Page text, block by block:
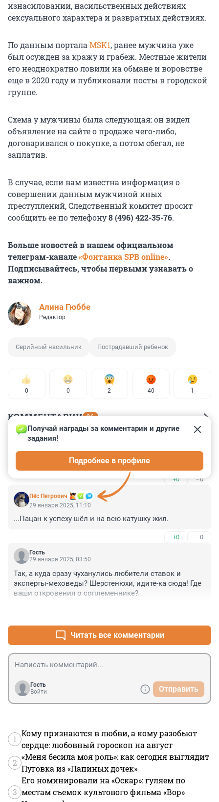
изнасиловании, насильственных действиях
сексуального характера и развратных действиях.
По данным портала MSK1, ранее мужчина уже
был осужден за кражу и грабеж. Местные жители
его неоднократно ловили на обмане и воровстве
еще в 2020 году и публиковали посты в городской
группе.
Схема у мужчины была следующая: он видел
объявление на сайте о продаже чего-либо,
договаривался о покупке, а потом сбегал, не
заплатив.
В случае, если вам известна информация о
совершении данным мужчиной иных
преступлений, Следственный комитет просит
сообщить ее по телефону8 (496) 422-35-76.
Больше новостей в нашем официальном
телеграм-канале«Фонтанка SPB online».
Подписывайтесь, чтобы первыми узнавать о
важном.
Алина Гюббе
Редактор
Серийный насильник Пострадавший ребенок
0 0 2 40 1
КОММЕНТАРИИ 26
Гость
Эпло рецидивиста
+0 –0
Пёс Петрович
Получай награды за комментарии и другие
задания!
Подробнее в профиле
29 января 2025, 11:10
...Пацан к успеху шёл и на всю катушку жил.
+0 –0
Гость
29 января 2025, 03:50
Так, а куда сразу чуханулись любители ставок и
эксперты-меховеды? Шерстенюхи, идите-ка сюда! Где
ваши откровения о соплеменнике?
Читать все комментарии
Гость
Войти
Отправить
1
Кому признаются в любви, а кому разобьют
сердце: любовный гороскоп на август
2
«Меня бесила моя роль»: как сегодня выглядит
Пуговка из «Папиных дочек»
3
Его номинировали на «Оскар»: гуляем по
местам съемок культового фильма «Вор»